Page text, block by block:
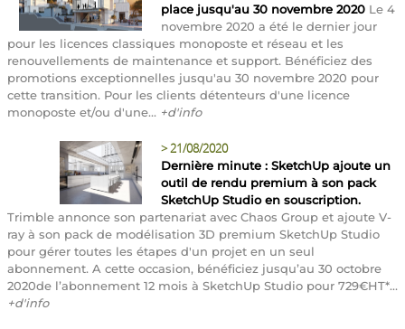
place jusqu'au 30 novembre 2020 Le 4
novembre 2020 a été le dernier jour
pour les licences classiques monoposte et réseau et les
renouvellements de maintenance et support. Bénéficiez des
promotions exceptionnelles jusqu'au 30 novembre 2020 pour
cette transition. Pour les clients détenteurs d'une licence
monoposte et/ou d'une... +d'info
>21/08/2020
Dernière minute : SketchUp ajoute un
outil de rendu premium à son pack
SketchUp Studio en souscription.
Trimble annonce son partenariat avec Chaos Group et ajoute V-
ray à son pack de modélisation 3D premium SketchUp Studio
pour gérer toutes les étapes d'un projet en un seul
abonnement. A cette occasion, bénéficiez jusqu’au 30 octobre
2020de l’abonnement 12 mois à SketchUp Studio pour 729€HT*...
+d'info